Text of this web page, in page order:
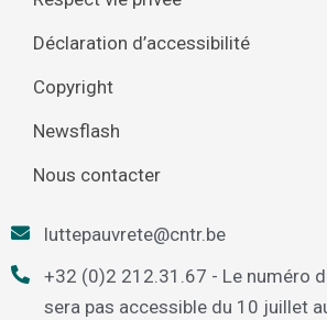
Déclaration d’accessibilité
Copyright
Newsflash
Nous contacter
luttepauvrete@cntr.be
+32 (0)2 212.31.67 - Le numéro
sera pas accessible du 10 juillet